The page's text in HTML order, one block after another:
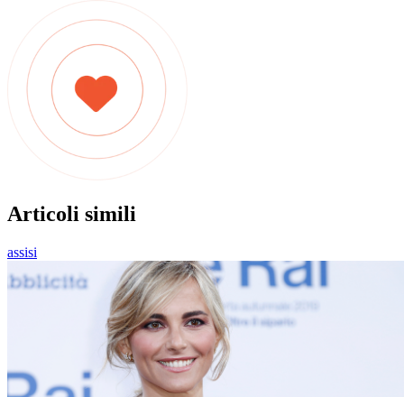
Articoli simili
assisi